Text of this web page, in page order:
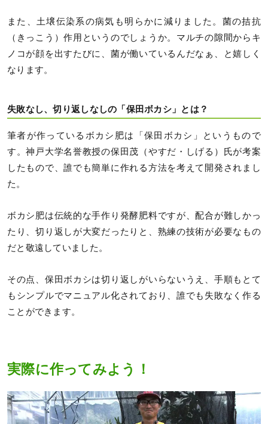
また、土壌伝染系の病気も明らかに減りました。菌の拮抗
（きっこう）作用というのでしょうか。マルチの隙間からキ
ノコが顔を出すたびに、菌が働いているんだなぁ、と嬉しく
なります。
失敗なし、切り返しなしの「保田ボカシ」とは？
筆者が作っているボカシ肥は「保田ボカシ」というもので
す。神戸大学名誉教授の保田茂（やすだ・しげる）氏が考案
したもので、誰でも簡単に作れる方法を考えて開発されまし
た。
ボカシ肥は伝統的な手作り発酵肥料ですが、配合が難しかっ
たり、切り返しが大変だったりと、熟練の技術が必要なもの
だと敬遠していました。
その点、保田ボカシは切り返しがいらないうえ、手順もとて
もシンプルでマニュアル化されており、誰でも失敗なく作る
ことができます。
実際に作ってみよう！